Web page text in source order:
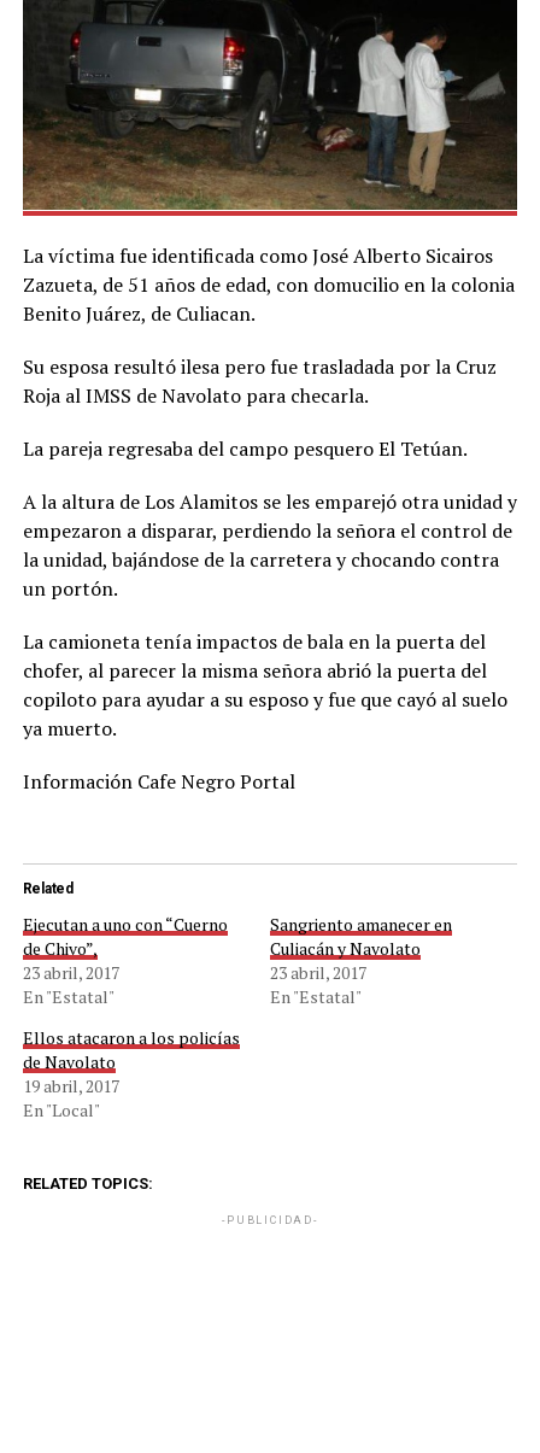
La víctima fue identificada como José Alberto Sicairos
Zazueta, de 51 años de edad, con domucilio en la colonia
Benito Juárez, de Culiacan.
Su esposa resultó ilesa pero fue trasladada por la Cruz
Roja al IMSS de Navolato para checarla.
La pareja regresaba del campo pesquero El Tetúan.
A la altura de Los Alamitos se les emparejó otra unidad y
empezaron a disparar, perdiendo la señora el control de
la unidad, bajándose de la carretera y chocando contra
un portón.
La camioneta tenía impactos de bala en la puerta del
chofer, al parecer la misma señora abrió la puerta del
copiloto para ayudar a su esposo y fue que cayó al suelo
ya muerto.
Información Cafe Negro Portal
Related
Ejecutan a uno con “Cuerno
de Chivo”,
23 abril, 2017
En "Estatal"
Sangriento amanecer en
Culiacán y Navolato
23 abril, 2017
En "Estatal"
Ellos atacaron a los policías
de Navolato
19 abril, 2017
En "Local"
RELATED TOPICS:
-PUBLICIDAD-